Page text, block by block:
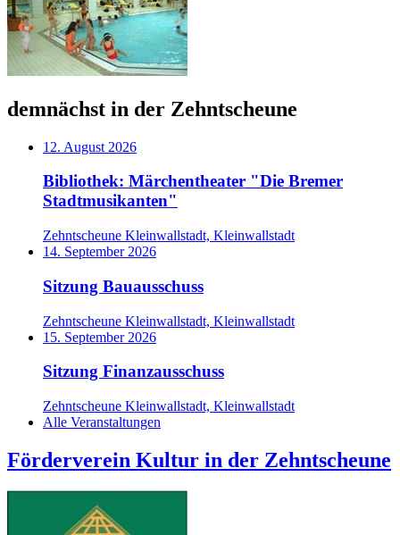
demnächst in der Zehntscheune
12. August 2026
Bibliothek: Märchentheater "Die Bremer
Stadtmusikanten"
Zehntscheune Kleinwallstadt, Kleinwallstadt
14. September 2026
Sitzung Bauausschuss
Zehntscheune Kleinwallstadt, Kleinwallstadt
15. September 2026
Sitzung Finanzausschuss
Zehntscheune Kleinwallstadt, Kleinwallstadt
Alle Veranstaltungen
Förderverein Kultur in der Zehntscheune